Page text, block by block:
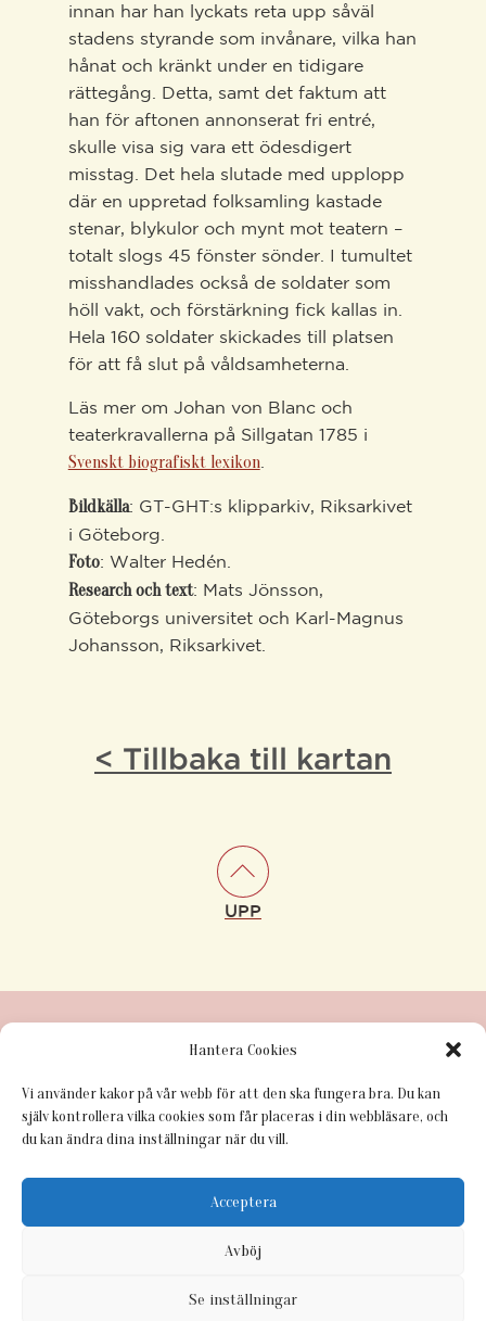
Hantera Cookies
Vi använder kakor på vår webb för att den ska fungera bra. Du kan
själv kontrollera vilka cookies som får placeras i din webbläsare, och
du kan ändra dina inställningar när du vill.
Acceptera
Avböj
Se inställningar
innan har han lyckats reta upp såväl
stadens styrande som invånare, vilka han
hånat och kränkt under en tidigare
rättegång. Detta, samt det faktum att
han för aftonen annonserat fri entré,
skulle visa sig vara ett ödesdigert
misstag. Det hela slutade med upplopp
där en uppretad folksamling kastade
stenar, blykulor och mynt mot teatern –
totalt slogs 45 fönster sönder. I tumultet
misshandlades också de soldater som
höll vakt, och förstärkning fick kallas in.
Hela 160 soldater skickades till platsen
för att få slut på våldsamheterna.
Läs mer om Johan von Blanc och
teaterkravallerna på Sillgatan 1785 i
Svenskt biografiskt lexikon.
Bildkälla: GT-GHT:s klipparkiv, Riksarkivet
i Göteborg.
Foto: Walter Hedén.
Research och text: Mats Jönsson,
Göteborgs universitet och Karl-Magnus
Johansson, Riksarkivet.
< Tillbaka till kartan
UPP